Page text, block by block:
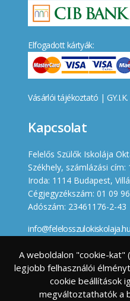
Elfogadott kártyák:
Vásárlói tájékoztató | GY.I.K.
Kapcsolat
Felelős Szülők Iskolája
Székhely, számlázási
Iroda: 1114 Budapest,
Cégjegyzékszám: 01 09
Adószám: 23461176-2-43
info@felelosszulokiskolaja.hu
A weboldalon "cookie-kat"
legjobb felhasználói
cookie beállítások
megváltoztathatók a